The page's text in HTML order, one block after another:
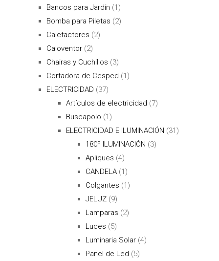
Bancos para Jardín (1)
Bomba para Piletas (2)
Calefactores (2)
Caloventor (2)
Chairas y Cuchillos (3)
Cortadora de Cesped (1)
ELECTRICIDAD (37)
Artículos de electricidad (7)
Buscapolo (1)
ELECTRICIDAD E ILUMINACIÓN (31)
180º ILUMINACIÓN (3)
Apliques (4)
CANDELA (1)
Colgantes (1)
JELUZ (9)
Lamparas (2)
Luces (5)
Luminaria Solar (4)
Panel de Led (5)